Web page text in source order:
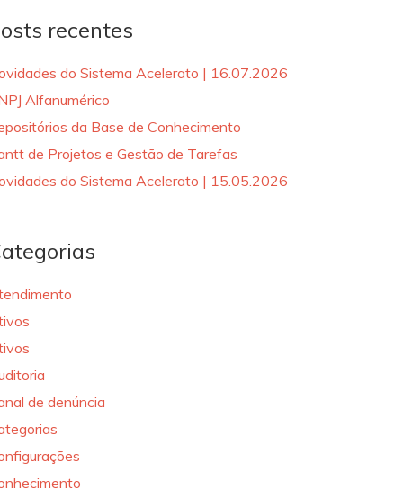
recentes
do Sistema Acelerato | 16.07.2026
Alfanumérico
da Base de Conhecimento
de Projetos e Gestão de Tarefas
do Sistema Acelerato | 15.05.2026
de denúncia